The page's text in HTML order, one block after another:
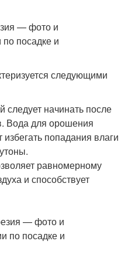
следующими
следует начинать после
Вода для орошения
попадания влаги
равномерному
и способствует